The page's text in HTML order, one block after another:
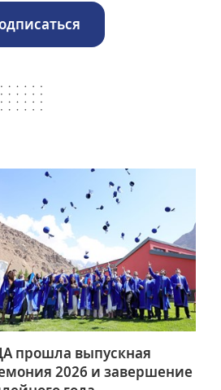
прошла выпускная
2026 и завершение